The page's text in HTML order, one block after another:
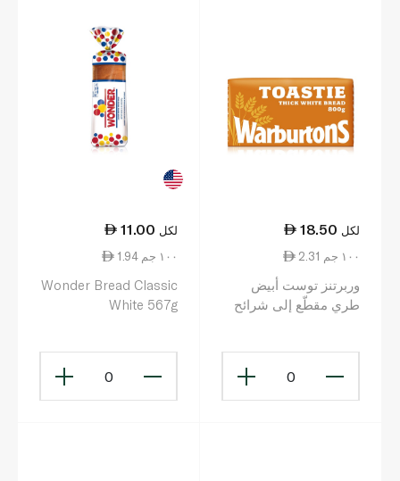
18.50 لكل
2.31 ١٠٠ جم
وربرتنز توست أبيض
طري مقطّع إلى شرائح
0
11.00 لكل
1.94 ١٠٠ جم
Wonder Bread Classic
White 567g
0